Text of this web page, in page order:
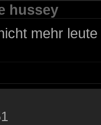
hussey
mehr